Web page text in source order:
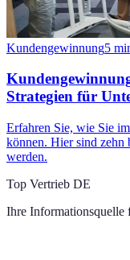
Kundengewinnung5
Strategien für
Erfahren Sie, wie Sie
können. Hier sind zehn
werden.
Top Vertrieb DE
Ihre Informationsquelle